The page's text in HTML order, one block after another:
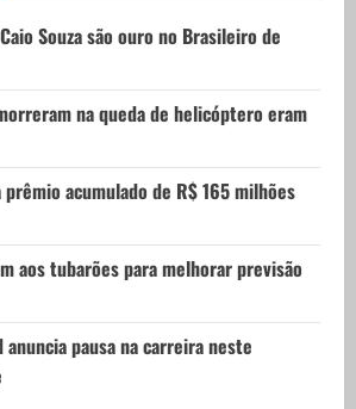
Souza são ouro no Brasileiro de
na queda de helicóptero eram
acumulado de R$ 165 milhões
aos tubarões para melhorar previsão
anuncia pausa na carreira neste